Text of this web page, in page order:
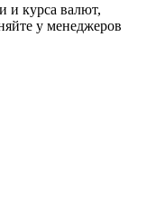
и курса валют,
у менеджеров